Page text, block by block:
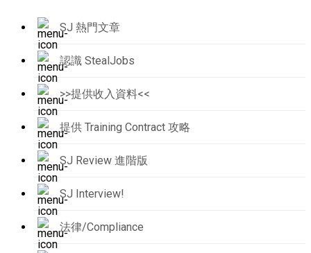
SJ 熱門文章
認識 StealJobs
>>提供收入資料<<
提供 Training Contract 攻略
SJ Review 進階版
SJ Interview!
法律/Compliance